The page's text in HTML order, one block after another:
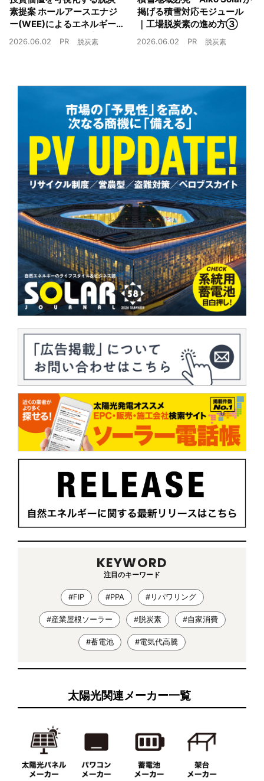
素提案 ホールアースエナジ
ー(WEE)によるエネルギー
戦略とは｜工場脱炭素の進
2026.06.02 PR 脱炭素
掲げる積雪対応モジュール
｜工場脱炭素の進め方③
2026.06.02 PR 脱炭素
KEYWORD
注目のキーワード
#FIP #PPA #リパワリング
#産業屋根ソーラー #脱炭素 #自家消費
#蓄電池 #電気代高騰
太陽光関連メーカー一覧